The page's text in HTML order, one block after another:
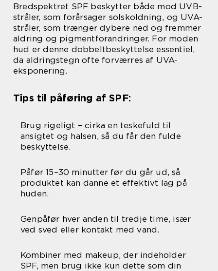
Bredspektret SPF beskytter både mod UVB-
stråler, som forårsager solskoldning, og UVA-
stråler, som trænger dybere ned og fremmer
aldring og pigmentforandringer. For moden
hud er denne dobbeltbeskyttelse essentiel,
da aldringstegn ofte forværres af UVA-
eksponering.
Tips til påføring af SPF:
Brug rigeligt – cirka en teskefuld til
ansigtet og halsen, så du får den fulde
beskyttelse.
Påfør 15–30 minutter før du går ud, så
produktet kan danne et effektivt lag på
huden.
Genpåfør hver anden til tredje time, især
ved sved eller kontakt med vand.
Kombiner med makeup, der indeholder
SPF, men brug ikke kun dette som din